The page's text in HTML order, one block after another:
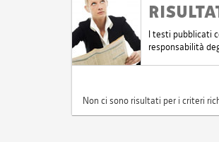
I testi pubblicati
responsabilità
Non ci sono risultati per i criteri